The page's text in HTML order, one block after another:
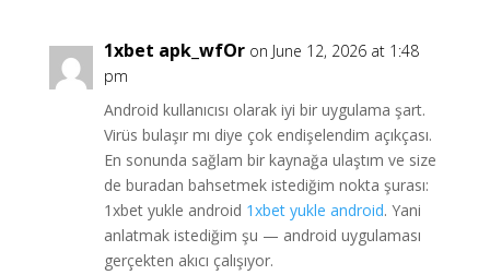
1xbet apk_wfOr on June 12, 2026 at 1:48
pm
Android kullanıcısı olarak iyi bir uygulama şart.
Virüs bulaşır mı diye çok endişelendim açıkçası.
En sonunda sağlam bir kaynağa ulaştım ve size
de buradan bahsetmek istediğim nokta şurası:
1xbet yukle android 1xbet yukle android. Yani
anlatmak istediğim şu — android uygulaması
gerçekten akıcı çalışıyor.